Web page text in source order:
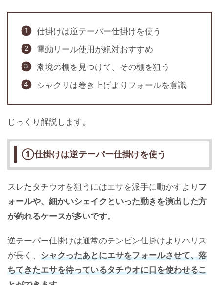
仕掛けは逆テーパー仕掛けを使う
電動リール使用が絶対おすすめ
潮境の棚を見つけて、その棚を狙う
シャクリは巻き上げよりフォールを意識
じっくり解説します。
①仕掛けは逆テーパー仕掛けを使う
スレたタチウオを狙うにはエサを派手に動かすより フ
ォールや、細かいシェイクといった動きを演出した方
が釣れるケースが多いです。
逆テーパー仕掛けは通常のテンビン仕掛けよりハリス
が長く、 シャクったあとにエサをフォールさせて、落
ちてきたエサを待っているタチウオに口を使わせるこ